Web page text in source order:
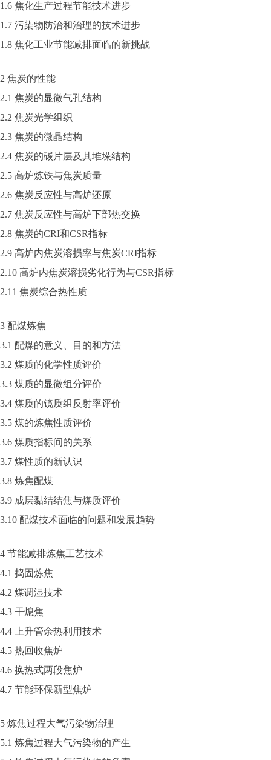
1.6 焦化生产过程节能技术进步
1.7 污染物防治和治理的技术进步
1.8 焦化工业节能减排面临的新挑战
2 焦炭的性能
2.1 焦炭的显微气孔结构
2.2 焦炭光学组织
2.3 焦炭的微晶结构
2.4 焦炭的碳片层及其堆垛结构
2.5 高炉炼铁与焦炭质量
2.6 焦炭反应性与高炉还原
2.7 焦炭反应性与高炉下部热交换
2.8 焦炭的CRI和CSR指标
2.9 高炉内焦炭溶损率与焦炭CRI指标
2.10 高炉内焦炭溶损劣化行为与CSR指标
2.11 焦炭综合热性质
3 配煤炼焦
3.1 配煤的意义、目的和方法
3.2 煤质的化学性质评价
3.3 煤质的显微组分评价
3.4 煤质的镜质组反射率评价
3.5 煤的炼焦性质评价
3.6 煤质指标间的关系
3.7 煤性质的新认识
3.8 炼焦配煤
3.9 成层黏结结焦与煤质评价
3.10 配煤技术面临的问题和发展趋势
4 节能减排炼焦工艺技术
4.1 捣固炼焦
4.2 煤调湿技术
4.3 干熄焦
4.4 上升管余热利用技术
4.5 热回收焦炉
4.6 换热式两段焦炉
4.7 节能环保新型焦炉
5 炼焦过程大气污染物治理
5.1 炼焦过程大气污染物的产生